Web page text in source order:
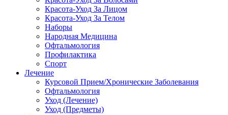
Красота-Уход За Лицом
Красота-Уход За Телом
Наборы
Народная Медицина
Офтальмология
Профилактика
Спорт
Лечение
Курсовой Прием/Хронические Заболевания
Офтальмология
Уход (Лечение)
Уход (Предметы)